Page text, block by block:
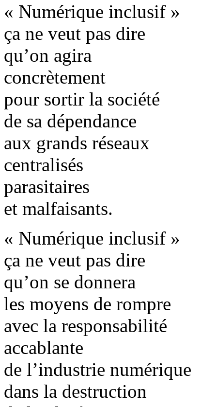
« Numérique inclusif »
ça ne veut pas dire
qu’on agira
concrètement
pour sortir la société
de sa dépendance
aux grands réseaux
centralisés
parasitaires
et malfaisants.
« Numérique inclusif »
ça ne veut pas dire
qu’on se donnera
les moyens de rompre
avec la responsabilité
accablante
de l’industrie numérique
dans la destruction